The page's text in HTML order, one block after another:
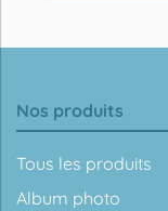
Nos produits
Tous les produits
Album photo